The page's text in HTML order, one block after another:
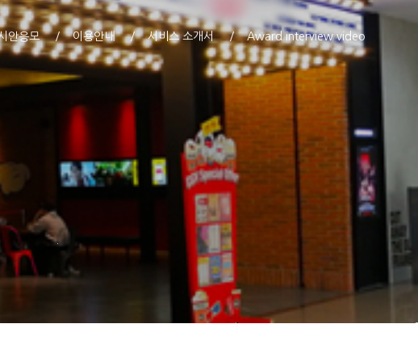
안응모 이용안내 서비스 소개서 Award interview video
하자!